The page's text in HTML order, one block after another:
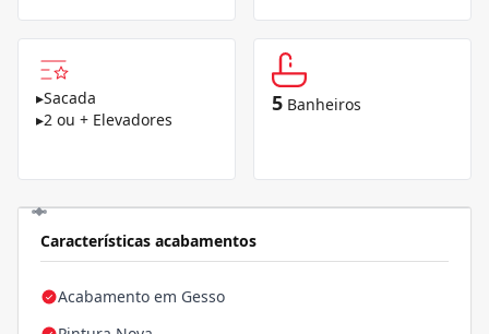
▸Sacada
▸2 ou + Elevadores
5 Banheiros
Características acabamentos
Acabamento em Gesso